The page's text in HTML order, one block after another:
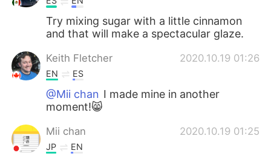
Try mixing sugar with a little cinnamon
and that will make a spectacular glaze.
Keith Fletcher 2020.10.19 01:26
EN ES
@Mii chan I made mine in another
moment!😸
Mii chan 2020.10.19 01:25
JP EN